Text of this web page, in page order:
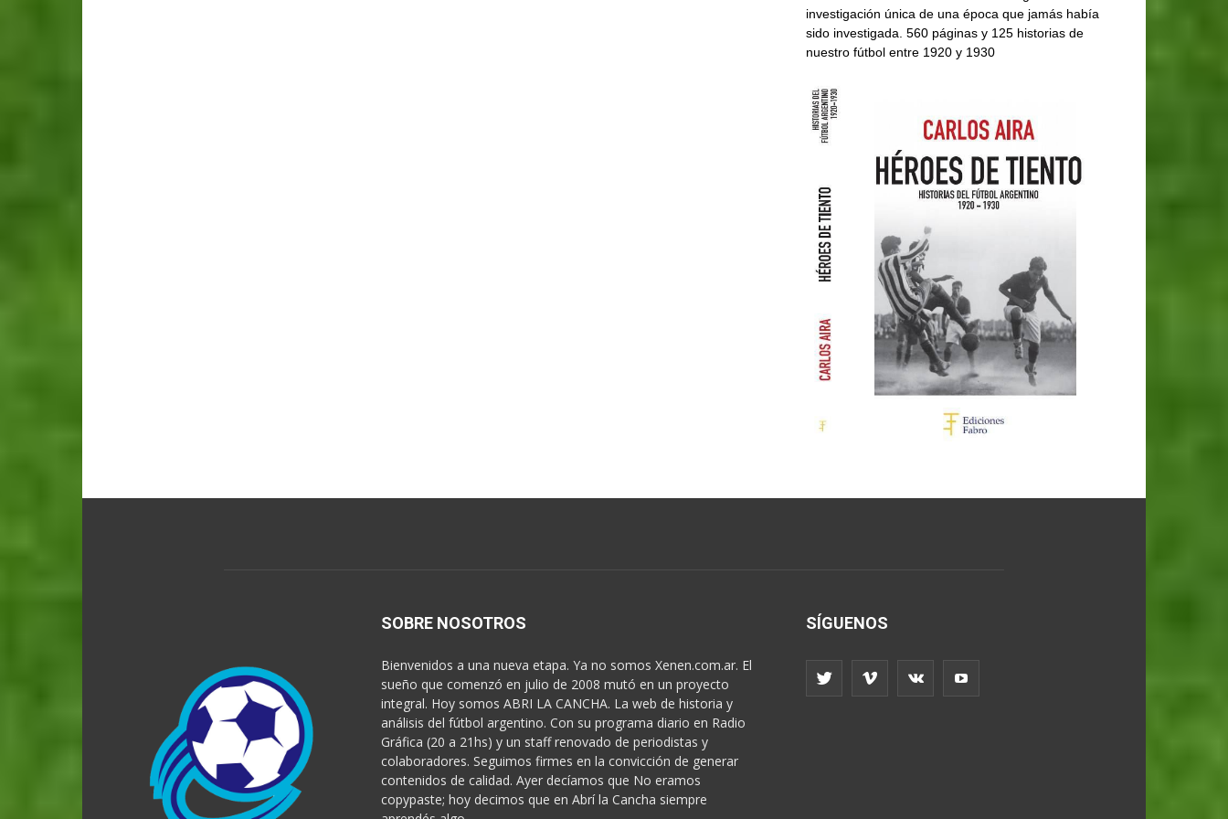
investigación única de una época que jamás había
sido investigada. 560 páginas y 125 historias de
nuestro fútbol entre 1920 y 1930
SOBRE NOSOTROS
Bienvenidos a una nueva etapa. Ya no somos Xenen.com.ar. El
sueño que comenzó en julio de 2008 mutó en un proyecto
integral. Hoy somos ABRI LA CANCHA. La web de historia y
análisis del fútbol argentino. Con su programa diario en Radio
Gráfica (20 a 21hs) y un staff renovado de periodistas y
colaboradores. Seguimos firmes en la convicción de generar
contenidos de calidad. Ayer decíamos que No eramos
copypaste; hoy decimos que en Abrí la Cancha siempre
SÍGUENOS